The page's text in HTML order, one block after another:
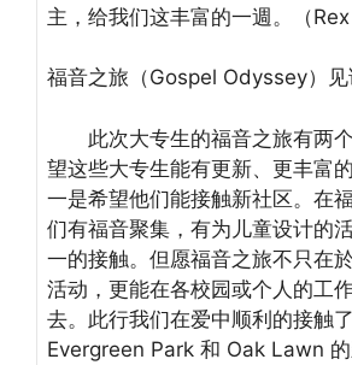
主，给我们这丰富的一週。（Rex
福音之旅（Gospel Odyssey）见
此次大专生的福音之旅有两
望这些大专生能有更新、更丰富
一是希望他们能接触新社区。在
们有福音聚集，有为儿童设计的
一的接触。但愿福音之旅不只在
活动，更能在各校园或个人的工
去。此行我们在爱中顺利的接触
Evergreen Park 和 Oak Lawn 的